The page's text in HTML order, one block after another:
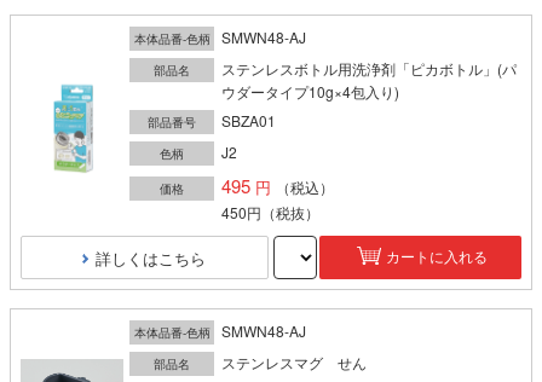
本体品番-色柄 SMWN48-AJ
部品名
ステンレスボトル用洗浄剤「ピカボトル」(パ
ウダータイプ10g×4包入り)
部品番号 SBZA01
色柄 J2
価格 495
（税込）
450円 （税抜）
詳しくはこちら カートに入れる
本体品番-色柄 SMWN48-AJ
部品名 ステンレスマグ せん